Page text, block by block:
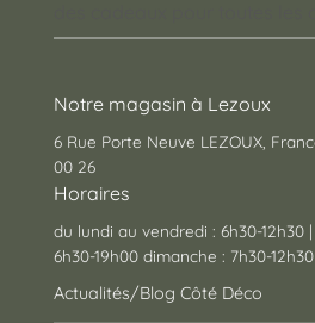
Notre magasin à Lezoux
6 Rue Porte Neuve LEZOUX,
00 26
Horaires
du lundi au vendredi : 6h30-12h30
6h30-19h00 dimanche : 7h30-12h30
Actualités/Blog Côté Déco